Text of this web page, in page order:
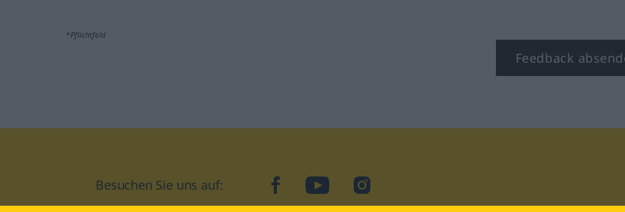
*Pflichtfeld
Feedback
Besuchen Sie uns auf: facebookYouTubeInstagram